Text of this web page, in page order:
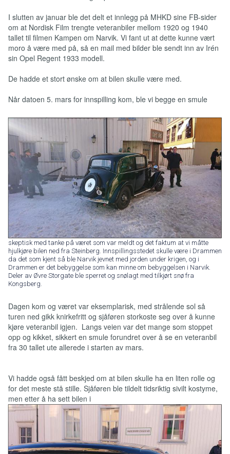
I slutten av januar ble det delt et innlegg på MHKD sine FB-sider
om at Nordisk Film trengte veteranbiler mellom 1920 og 1940
tallet til filmen Kampen om Narvik. Vi fant ut at dette kunne vært
moro å være med på, så en mail med bilder ble sendt inn av Irén
sin Opel Regent 1933 modell.
De hadde et stort ønske om at bilen skulle være med.
Når datoen 5. mars for innspilling kom, ble vi begge en smule
skeptisk med tanke på været som var meldt og det faktum at vi måtte
hjulkjøre bilen ned fra Steinberg. Innspillingsstedet skulle være i Drammen
da det som kjent så ble Narvik jevnet med jorden under krigen, og i
Drammen er det bebyggelse som kan minne om bebyggelsen i Narvik.
Deler av Øvre Storgate ble sperret og snølagt med tilkjørt snø fra
Kongsberg.
Dagen kom og været var eksemplarisk, med strålende sol så
turen ned gikk knirkefritt og sjåføren storkoste seg over å kunne
kjøre veteranbil igjen. Langs veien var det mange som stoppet
opp og kikket, sikkert en smule forundret over å se en veteranbil
fra 30 tallet ute allerede i starten av mars.
Vi hadde også fått beskjed om at bilen skulle ha en liten rolle og
for det meste stå stille. Sjåføren ble tildelt tidsriktig sivilt kostyme,
men etter å ha sett bilen i